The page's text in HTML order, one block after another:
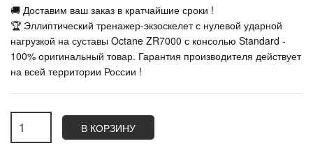
🚚 Доставим ваш заказ в кратчайшие сроки !
🏆 Эллиптический тренажер-экзоскелет с нулевой ударной
нагрузкой на суставы Octane ZR7000 с консолью Standard -
100% оригинальный товар. Гарантия производителя действует
на всей территории России !
В КОРЗИНУ